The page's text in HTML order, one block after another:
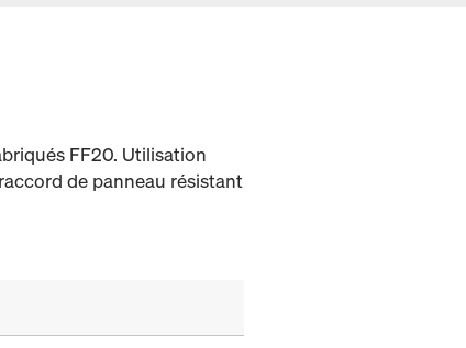
FF20. Utilisation
de panneau résistant